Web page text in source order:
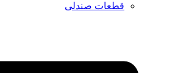
قطعات صندلی